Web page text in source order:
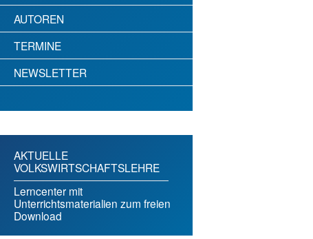
AUTOREN
TERMINE
NEWSLETTER
AKTUELLE
VOLKSWIRTSCHAFTSLEHRE
Lerncenter mit
Unterrichtsmaterialien zum freien
Download